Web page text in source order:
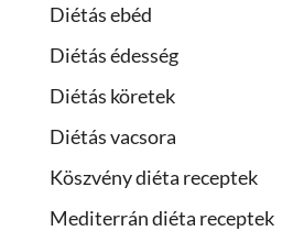
Diétás ebéd
Diétás édesség
Diétás köretek
Diétás vacsora
Köszvény diéta receptek
Mediterrán diéta receptek